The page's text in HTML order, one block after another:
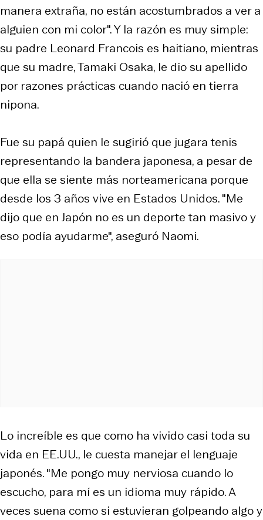
manera extraña, no están acostumbrados a ver a
alguien con mi color". Y la razón es muy simple:
su padre Leonard Francois es haitiano, mientras
que su madre, Tamaki Osaka, le dio su apellido
por razones prácticas cuando nació en tierra
nipona.
Fue su papá quien le sugirió que jugara tenis
representando la bandera japonesa, a pesar de
que ella se siente más norteamericana porque
desde los 3 años vive en Estados Unidos. "Me
dijo que en Japón no es un deporte tan masivo y
eso podía ayudarme", aseguró Naomi.
Lo increíble es que como ha vivido casi toda su
vida en EE.UU., le cuesta manejar el lenguaje
japonés. "Me pongo muy nerviosa cuando lo
escucho, para mí es un idioma muy rápido. A
veces suena como si estuvieran golpeando algo y